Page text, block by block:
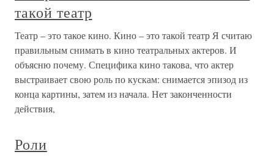
такой театр
Театр – это такое кино. Кино – это такой театр Я считаю
правильным снимать в кино театральных актеров. И
объясню почему. Специфика кино такова, что актер
выстраивает свою роль по кускам: снимается эпизод из
конца картины, затем из начала. Нет законченности
действия,
Роли